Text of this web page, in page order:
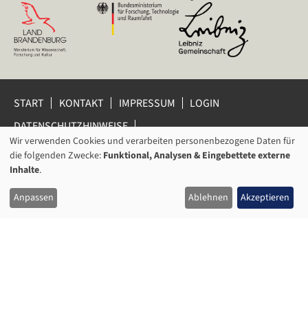
START KONTAKT IMPRESSUM
LOGIN
DATENSCHUTZHINWEISE
DATENSCHUTZ-EINSTELLUNGEN
HINWEISGEBERSCHUTZ
(ZZF) e.V.
VERWENDUNG
VON
PERSONENBEZOGENEN
DATEN
Wir verwenden Cookies und verarbeiten personenbezogene Daten für
die folgenden Zwecke: Funktional, Analysen & Eingebettete externe
Inhalte.
Anpassen Ablehnen Akzeptieren